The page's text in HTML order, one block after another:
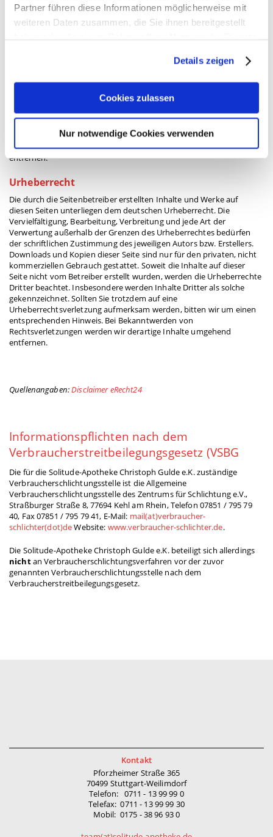
Partner führen diese Informationen möglicherweise mit
weiteren Daten zusammen, die Sie ihnen bereitgestellt
Cookies, wenn Sie unsere Webseite weiterhin nutzen.
Details zeigen
Cookies zulassen
Nur notwendige Cookies verwenden
Haftung für Links
diese fremden Inhalte auch keine Gewähr übernehmen. Für die
Inhalte der verlinkten Seiten ist stets der jeweilige Anbieter oder
Betreiber der Seiten verantwortlich. Die verlinkten Seiten wurden
zum Zeitpunkt der Verlinkung auf mögliche Rechtsverstöße
überprüft. Rechtswidrige Inhalte waren zum Zeitpunkt der
Verlinkung nicht erkennbar. Eine permanente inhaltliche Kontrolle
Rechtsverletzung nicht zumutbar. Bei Bekanntwerden von
Rechtsverletzungen werden wir derartige Links umgehend
entfernen.
Urheberrecht
Die durch die Seitenbetreiber erstellten Inhalte und Werke auf
diesen Seiten unterliegen dem deutschen Urheberrecht. Die
Vervielfältigung, Bearbeitung, Verbreitung und jede Art der
Verwertung außerhalb der Grenzen des Urheberrechtes bedürfen
der schriftlichen Zustimmung des jeweiligen Autors bzw. Erstellers.
Downloads und Kopien dieser Seite sind nur für den privaten, nicht
kommerziellen Gebrauch gestattet. Soweit die Inhalte auf dieser
Seite nicht vom Betreiber erstellt wurden, werden die Urheberrechte
Dritter beachtet. Insbesondere werden Inhalte Dritter als solche
gekennzeichnet. Sollten Sie trotzdem auf eine
Urheberrechtsverletzung aufmerksam werden, bitten wir um einen
entsprechenden Hinweis. Bei Bekanntwerden von
Rechtsverletzungen werden wir derartige Inhalte umgehend
entfernen.
Quellenangaben:Disclaimer eRecht24
Informationspflichten nach dem
Verbraucherstreitbeilegungsgesetz (VSBG
Die für die Solitude-Apotheke Christoph Gulde e.K. zuständige
Verbraucherschlichtungsstelle ist die Allgemeine
Verbraucherschlichtungsstelle des Zentrums für Schlichtung e.V.,
Straßburger Straße 8, 77694 Kehl am Rhein, Telefon 07851 / 795 79
40, Fax 07851 / 795 79 41, E-Mail: mail(at)verbraucher-
schlichter(dot)deWebsite: www.verbraucher-schlichter.de.
Die Solitude-Apotheke Christoph Gulde e.K. beteiligt sich allerdings
nichtan Verbraucherschlichtungsverfahren vor der zuvor
genannten Verbraucherschlichtungsstelle nach dem
Verbraucherstreitbeilegungsgesetz.
Kontakt
Pforzheimer Straße 365
70499 Stuttgart-Weilimdorf
Telefon: 0711 - 13 99 99 0
Telefax: 0711 - 13 99 99 30
Mobil: 0175 - 38 96 93 0